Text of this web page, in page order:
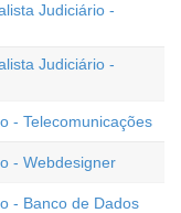
Judiciário -
Judiciário -
- Telecomunicações
- Webdesigner
- Banco de Dados